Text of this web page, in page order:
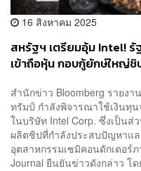
16 สิงหาคม 2025
สหรัฐฯ เตรียมอุ้ม Intel! รั
เข้าถือหุ้น กอบกู้ยักษ์ใหญ่ชิ
สำนักข่าว Bloomberg รายง
ทรัมป์ กำลังพิจารณาใช้เงินทุน
ในบริษัท Intel Corp. ซึ่งเป็นส่
ผลิตชิปที่กำลังประสบปัญหาแล
อุตสาหกรรมเซมิคอนดักเตอร์
Journal ยืนยันข่าวดังกล่าว โด